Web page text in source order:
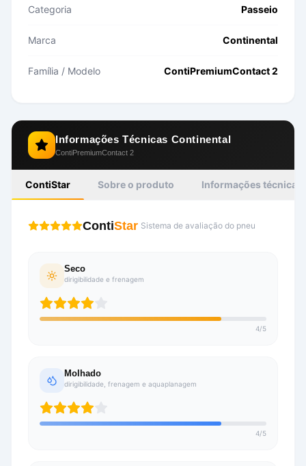
Categoria Passeio
Marca Continental
Família / Modelo ContiPremiumContact 2
Informações Técnicas Continental
ContiPremiumContact 2
ContiStar Sobre o produto Informações técnicas
ContiStar Sistema de avaliação do pneu
Seco
dirigibilidade e frenagem
4/5
Molhado
dirigibilidade, frenagem e aquaplanagem
4/5